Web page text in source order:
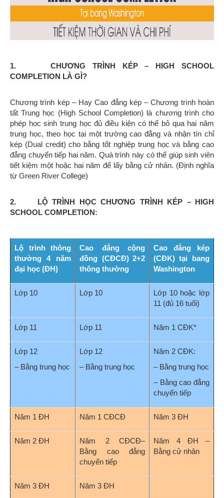
1. CHƯƠNG TRÌNH KÉP – HIGH SCHOOL
COMPLETION LÀ GÌ?
Chương trình kép – Hay Cao đẳng kép – Chương trình hoàn
tất Trung học (High School Completion) là chương trình cho
phép học sinh trung học đủ điều kiện có thể bỏ qua hai năm
trung học, theo học tại một trường cao đẳng và nhận tín chỉ
kép (Dual credit) cho bằng tốt nghiệp trung học và bằng cao
đẳng chuyển tiếp hai năm. Quá trình này có thể giúp sinh viên
tiết kiệm một hoặc hai năm để lấy bằng cử nhân. (Định nghĩa
từ Green River College)
2. LỘ TRÌNH HỌC CHƯƠNG TRÌNH KÉP – HIGH
SCHOOL COMPLETION:
Lộ trình thông
thường 4 năm
đại học (ĐH)
Cao đẳng cộng
đồng (CĐCĐ) 2+2
thông thường
Cao đẳng kép
(CĐK) tại bang
Washington
Lớp 10 Lớp 10
Lớp 10 hoặc lớp
11 (đủ 16 tuổi)
Lớp 11 Lớp 11 Năm 1 CĐK*
Lớp 12
– Bằng trung học
Lớp 12
– Bằng trung học
Năm 2 CĐK:
– Bằng trung học
– Bằng cao đẳng
chuyển tiếp
Năm 1 ĐH Năm 1 CĐCĐ Năm 3 ĐH
Năm 2 ĐH
Năm 2 CĐCĐ–
Bằng cao đẳng
chuyển tiếp
Năm 4 ĐH –
Bằng cử nhân
Năm 3 ĐH Năm 3 ĐH